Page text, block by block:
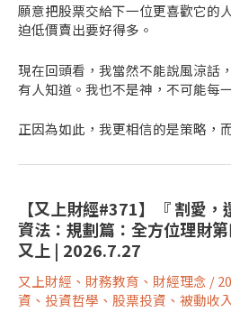
願意把股票交給下一位更喜歡它的
迫低價賣出要好得多。
現在回頭看，我當然不能說風涼話
有人知道。我也不是神，不可能每
正因為如此，我更相信的是策略，
【又上財經#371】『 割愛
資法：規劃篇：全方位理財
又上 | 2026.7.27
又上財經 、 財務教育 、 財經理念 /
資 、 投資哲學 、 股票投資 、 被動收入